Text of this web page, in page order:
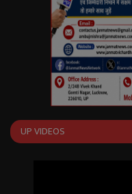
UP VIDEOS